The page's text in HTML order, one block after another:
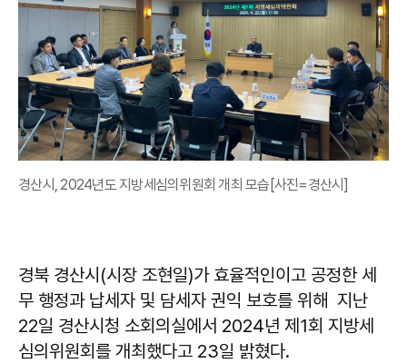
경산시, 2024년도 지방세심의위원회 개최 모습[사진=경산시]
경북 경산시(시장 조현일)가 효율적인이고 공정한 세
무 행정과 납세자 및 담세자 권익 보호를 위해 지난
22일 경산시청 소회의실에서 2024년 제1회 지방세
심의위원회를 개최했다고 23일 밝혔다.